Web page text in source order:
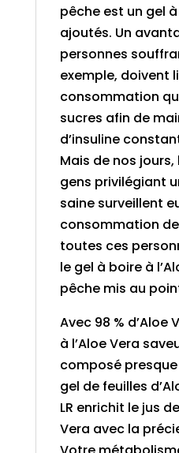
pêche est un gel
ajoutés. Un
personnes
exemple, doivent
consommation
sucres afin de
d’insuline
Mais de nos
gens privilégiant
saine surveillent
consommation de
toutes ces
le gel à boire à
pêche mis au
Avec 98 % d’Aloe
à l’Aloe Vera
composé
gel de feuilles
LR enrichit le jus
Vera avec la